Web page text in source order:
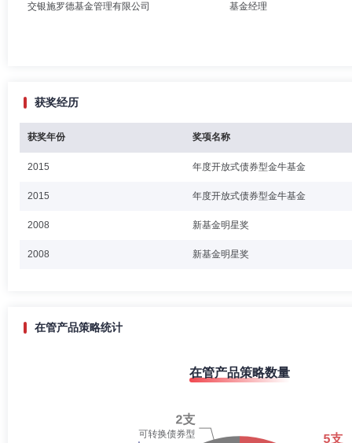
交银施罗德基金管理有限公司 基金经理
获奖经历
获奖年份 奖项名称
2015 年度开放式债券型金牛基金
2015 年度开放式债券型金牛基金
2008 新基金明星奖
2008 新基金明星奖
在管产品策略统计
在管产品策略数量